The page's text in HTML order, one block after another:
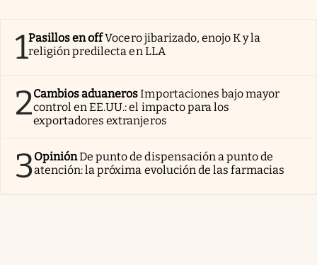
1Pasillos en offVocero jibarizado, enojo K y la
religión predilecta en LLA
2Cambios aduanerosImportaciones bajo mayor
control en EE.UU.: el impacto para los
exportadores extranjeros
3OpiniónDe punto de dispensación a punto de
atención: la próxima evolución de las farmacias